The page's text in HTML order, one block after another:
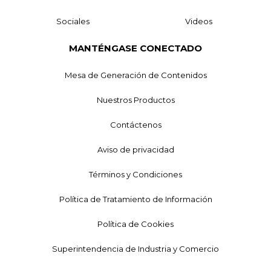
Sociales Videos
MANTÉNGASE CONECTADO
Mesa de Generación de Contenidos
Nuestros Productos
Contáctenos
Aviso de privacidad
Términos y Condiciones
Política de Tratamiento de Información
Política de Cookies
Superintendencia de Industria y Comercio